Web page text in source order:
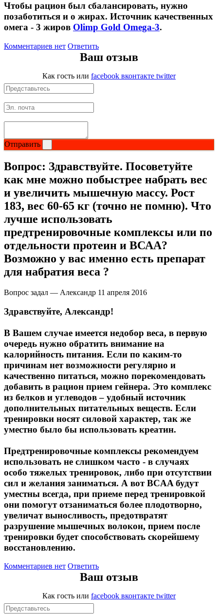
Чтобы рацион был сбалансировать, нужно
позаботиться и о жирах. Источник качественных
омега - 3 жиров Olimp Gold Omega-3.
Комментариев нет Ответить
Ваш отзыв
Как гость или facebook вконтакте twitter
Отправить
Вопрос: Здравствуйте. Посоветуйте
как мне можно побыстрее набрать вес
и увеличить мышечную массу. Рост
183, вес 60-65 кг (точно не помню). Что
лучше использовать
предтренировочные комплексы или по
отдельности протеин и ВСАА?
Возможно у вас именно есть препарат
для набратия веса ?
Вопрос задал — Александр 11 апреля 2016
Здравствуйте, Александр!
В Вашем случае имеется недобор веса, в первую
очередь нужно обратить внимание на
калорийность питания. Если по каким-то
причинам нет возможности регулярно и
качественно питаться, можно порекомендовать
добавить в рацион прием гейнера. Это комплекс
из белков и углеводов – удобный источник
дополнительных питательных веществ. Если
тренировки носят силовой характер, так же
уместно было бы использовать креатин.
Предтренировочные комплексы рекомендуем
использовать не слишком часто - в случаях
особо тяжелых тренировок, либо при отсутствии
сил и желания заниматься. А вот BCAA будут
уместны всегда, при приеме перед тренировкой
они помогут отзаниматься более плодотворно,
увеличат выносливость, предотвратят
разрушение мышечных волокон, прием после
тренировки будет способствовать скорейшему
восстановлению.
Комментариев нет Ответить
Ваш отзыв
Как гость или facebook вконтакте twitter